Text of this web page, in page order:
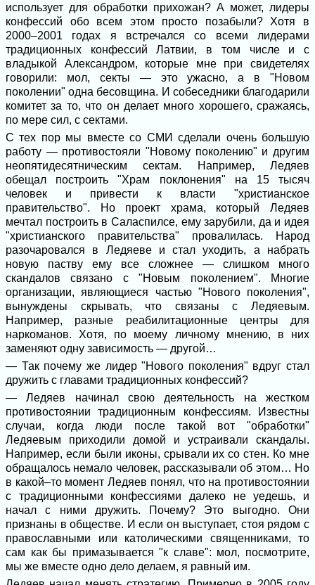
использует для обработки прихожан? А может, лидеры
конфессий обо всем этом просто позабыли? Хотя в
2000–2001 годах я встречался со всеми лидерами
традиционных конфессий Латвии, в том числе и с
владыкой Александром, которые мне при свидетелях
говорили: мол, секты — это ужасно, а в "Новом
поколении" одна бесовщина. И собеседники благодарили
комитет за то, что он делает много хорошего, сражаясь,
по мере сил, с сектами.
С тех пор мы вместе со СМИ сделали очень большую
работу — противостояли "Новому поколению" и другим
неопятидесятническим сектам. Например, Ледяев
обещал построить "Храм поклонения" на 15 тысяч
человек и привести к власти "христианское
правительство". Но проект храма, который Ледяев
мечтал построить в Саласпилсе, ему зарубили, да и идея
"христианского правительства" провалилась. Народ
разочаровался в Ледяеве и стал уходить, а набрать
новую паству ему все сложнее — слишком много
скандалов связано с "Новым поколением". Многие
организации, являющиеся частью "Нового поколения",
вынуждены скрывать, что связаны с Ледяевым.
Например, разные реабилитационные центры для
наркоманов. Хотя, по моему личному мнению, в них
заменяют одну зависимость — другой…
— Так почему же лидер "Нового поколения" вдруг стал
дружить с главами традиционных конфессий?
— Ледяев начинал свою деятельность на жестком
противостоянии традиционным конфессиям. Известны
случаи, когда люди после такой вот "обработки"
Ледяевым приходили домой и устраивали скандалы.
Например, если были иконы, срывали их со стен. Ко мне
обращалось немало человек, рассказывали об этом… Но
в какой–то момент Ледяев понял, что на противостоянии
с традиционными конфессиями далеко не уедешь, и
начал с ними дружить. Почему? Это выгодно. Они
признаны в обществе. И если он выступает, стоя рядом с
православными или католическими священниками, то
сам как бы примазывается "к славе": мол, посмотрите,
мы же вместе одно дело делаем, я равный им.